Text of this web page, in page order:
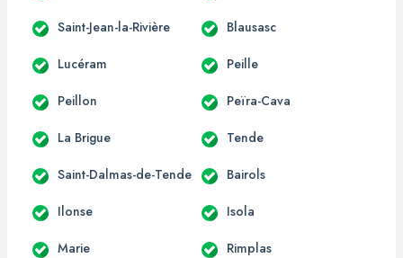
Saint-Jean-la-Rivière Blausasc
Lucéram Peille
Peillon Peïra-Cava
La Brigue Tende
Saint-Dalmas-de-Tende Bairols
Ilonse Isola
Marie Rimplas